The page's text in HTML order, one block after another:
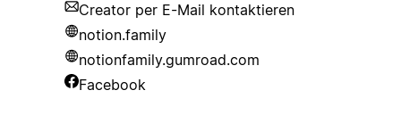
Creator per E-Mail kontaktieren
notion.family
notionfamily.gumroad.com
Facebook